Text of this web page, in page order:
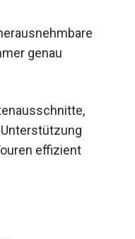
genau
effizient